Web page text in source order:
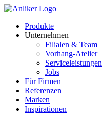
Produkte
Unternehmen
Filialen & Team
Vorhang-Atelier
Serviceleistungen
Jobs
Für Firmen
Referenzen
Marken
Inspirationen